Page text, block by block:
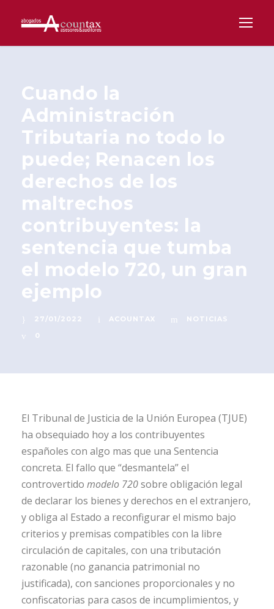
Cuando la
Administración
Tributaria no todo lo
puede; Renacen los
derechos de los
maltrechos
contribuyentes: la
sentencia que tumba
el modelo 720, un gran
ejemplo
27/01/2022 ACOUNTAX
NOTICIAS
0
El Tribunal de Justicia de la Unión Europea (TJUE)
ha obsequiado hoy a los contribuyentes
españoles con algo mas que una Sentencia
concreta. El fallo que “desmantela” el
controvertido modelo 720sobre obligación legal
de declarar los bienes y derechos en el extranjero,
y obliga al Estado a reconfigurar el mismo bajo
criterios y premisas compatibles con la libre
circulación de capitales, con una tributación
razonable (no ganancia patrimonial no
justificada), con sanciones proporcionales y no
confiscatorias para casos de incumplimientos, y